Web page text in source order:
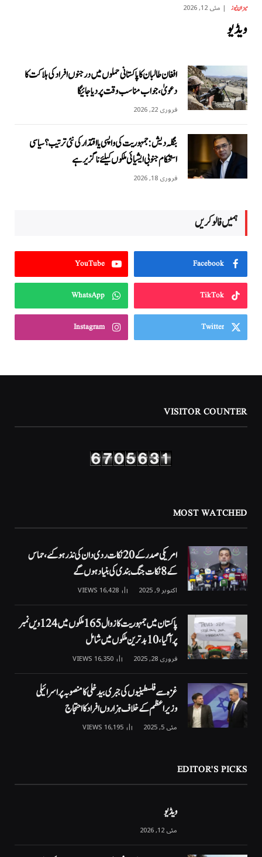
میزان نیوز مئی 12, 2026
ویڈیو
افغان طالبان کا پاکستانی حملوں میں درجنوں افراد کی ہلاکت کا
دعویٰ، جواب مناسب وقت پر دیا جائیگا
فروری 22, 2026
بنگلہ دیش: جمہوریت کی واپسی یا اقتدار کی نئی ترتیب؟ سیاسی
استحکام جنوبی ایشیائی ملکوں کیلئے ناگزیر ہے
فروری 18, 2026
ہمیں فالو کریں
Facebook
YouTube
TikTok
WhatsApp
Twitter
Instagram
VISITOR COUNTER
MOST WATCHED
امریکی صدر کے 20 نکات ردی دان کی نذر ہوگئے، حماس
کے 8 نکات جنگ بندی کی بنیاد ہوں گے
اکتوبر 9, 2025 16,428
VIEWS
پاکستان میں جمہوریت کا زوال 165 ملکوں میں 124ویں نمبر
پر آگیا، 10 بدترین ملکوں میں شامل
فروری 28, 2025 16,350
VIEWS
غزہ سے فلسطینیوں کی جبری بیدخلی کا منصوبہ پر اسرائیلی
وزیراعظم کے خلاف ہزاروں افراد کا احتجاج
مئی 5, 2025 16,195
VIEWS
EDITOR'S PICKS
ویڈیو
مئی 12, 2026